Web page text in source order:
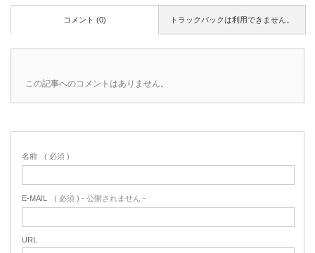
トラックバックは利用できません。
コメント (0)
この記事へのコメントはありません。
名前 ( 必須 )
E-MAIL ( 必須 ) - 公開されません -
URL